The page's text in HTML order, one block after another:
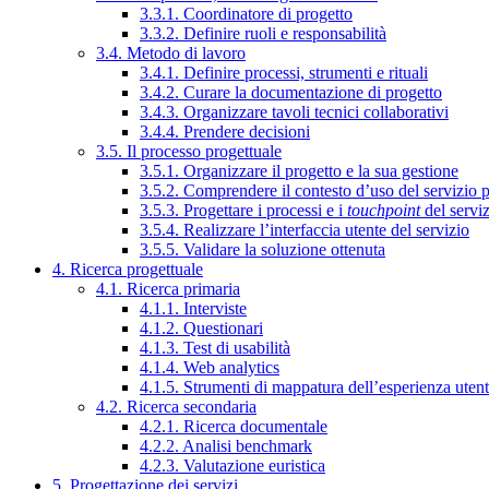
3.3.1. Coordinatore di progetto
3.3.2. Definire ruoli e responsabilità
3.4. Metodo di lavoro
3.4.1. Definire processi, strumenti e rituali
3.4.2. Curare la documentazione di progetto
3.4.3. Organizzare tavoli tecnici collaborativi
3.4.4. Prendere decisioni
3.5. Il processo progettuale
3.5.1. Organizzare il progetto e la sua gestione
3.5.2. Comprendere il contesto d’uso del servizio
3.5.3. Progettare i processi e i touchpointdel
3.5.4. Realizzare l’interfaccia utente del servizio
3.5.5. Validare la soluzione ottenuta
4. Ricerca progettuale
4.1. Ricerca primaria
4.1.1. Interviste
4.1.2. Questionari
4.1.3. Test di usabilità
4.1.4. Web analytics
4.1.5. Strumenti di mappatura dell’esperienza
4.2. Ricerca secondaria
4.2.1. Ricerca documentale
4.2.2. Analisi benchmark
4.2.3. Valutazione euristica
5. Progettazione dei servizi